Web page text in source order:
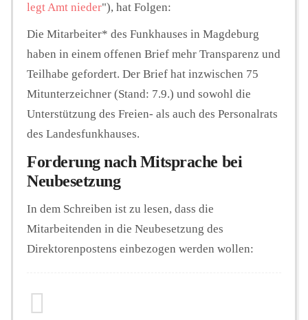
Seminare
Unterstützen
legt Amt nieder"), hat Folgen:
Die Mitarbeiter* des Funkhauses in Magdeburg
haben in einem offenen Brief mehr Transparenz und
Teilhabe gefordert. Der Brief hat inzwischen 75
Mitunterzeichner (Stand: 7.9.) und sowohl die
Unterstützung des Freien- als auch des Personalrats
des Landesfunkhauses.
Forderung nach Mitsprache bei
Neubesetzung
In dem Schreiben ist zu lesen, dass die
Mitarbeitenden in die Neubesetzung des
Direktorenpostens einbezogen werden wollen: